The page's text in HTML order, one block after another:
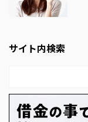
サイト内検索